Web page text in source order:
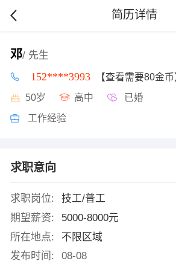
简历详情
邓/ 先生
152****3993 【查看需要80金币
50岁 高中 已婚
工作经验
求职意向
求职岗位:
技工/普工
期望薪资:
5000-8000元
所在地点:
不限区域
发布时间:
08-08